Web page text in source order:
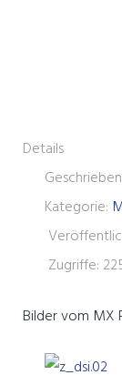
Details
Kategorie:
Zugriffe:
Bilder vom MX